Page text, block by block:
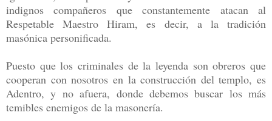
indignos compañeros que constantemente atacan al
Respetable Maestro Hiram, es decir, a la tradición
masónica personificada.
Puesto que los criminales de la leyenda son obreros que
cooperan con nosotros en la construcción del templo, es
Adentro, y no afuera, donde debemos buscar los más
temibles enemigos de la masonería.